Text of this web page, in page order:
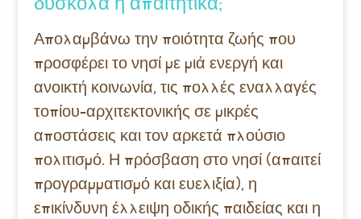
Απολαμβάνω την ποιότητα ζωής που
προσφέρει το νησί με μιά ενεργή και
ανοικτή κοινωνία, τις πολλές εναλλαγές
τοπίου-αρχιτεκτονικής σε μικρές
αποστάσεις και τον αρκετά πλούσιο
πολιτισμό. Η πρόσβαση στο νησί (απαιτεί
προγραμματισμό και ευελιξία), η
επικίνδυνη έλλειψη οδικής παιδείας και η